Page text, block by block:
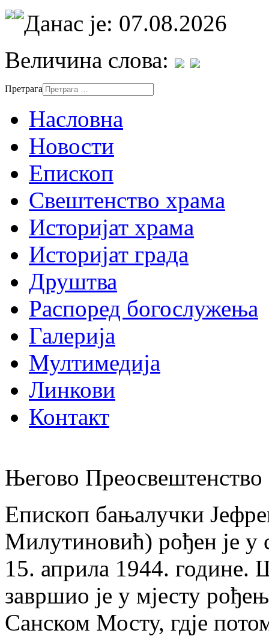
Данас је: 07.08.2026
Величина слова:
Претрага
Насловна
Новости
Епископ
Свештенство храма
Историјат храма
Историјат града
Друштва
Распоред богослужења
Галерија
Мултимедија
Линкови
Контакт
Његово
Епископ бањалучки
Милутиновић) рођен је у
15. априла 1944. године.
завршио је у мјесту
Санском Мосту, гдје